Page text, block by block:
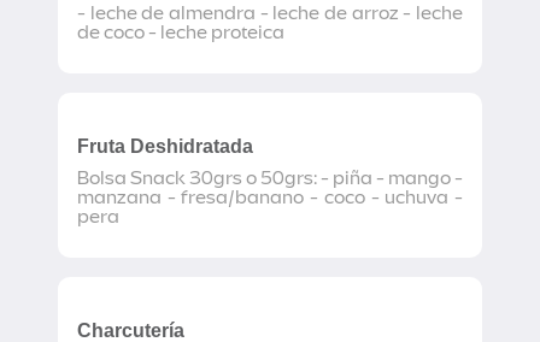
- leche de almendra - leche de arroz - leche
de coco - leche proteica
Fruta Deshidratada
Bolsa Snack 30grs o 50grs: - piña - mango -
manzana - fresa/banano - coco - uchuva -
pera
Charcutería